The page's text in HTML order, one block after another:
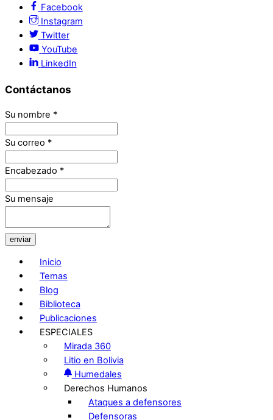
Facebook
Instagram
Twitter
YouTube
LinkedIn
Contáctanos
Su nombre *
Su correo *
Encabezado *
Su mensaje
enviar
Inicio
Temas
Blog
Biblioteca
Publicaciones
ESPECIALES
Mirada 360
Litio en Bolivia
Humedales
Derechos Humanos
Ataques a defensores
Defensoras